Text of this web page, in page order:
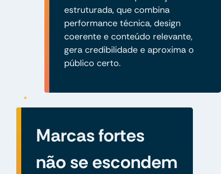
estruturada, que combina
performance técnica, design
coerente e conteúdo relevante,
gera credibilidade e aproxima o
público certo.
Marcas fortes
não se escondem